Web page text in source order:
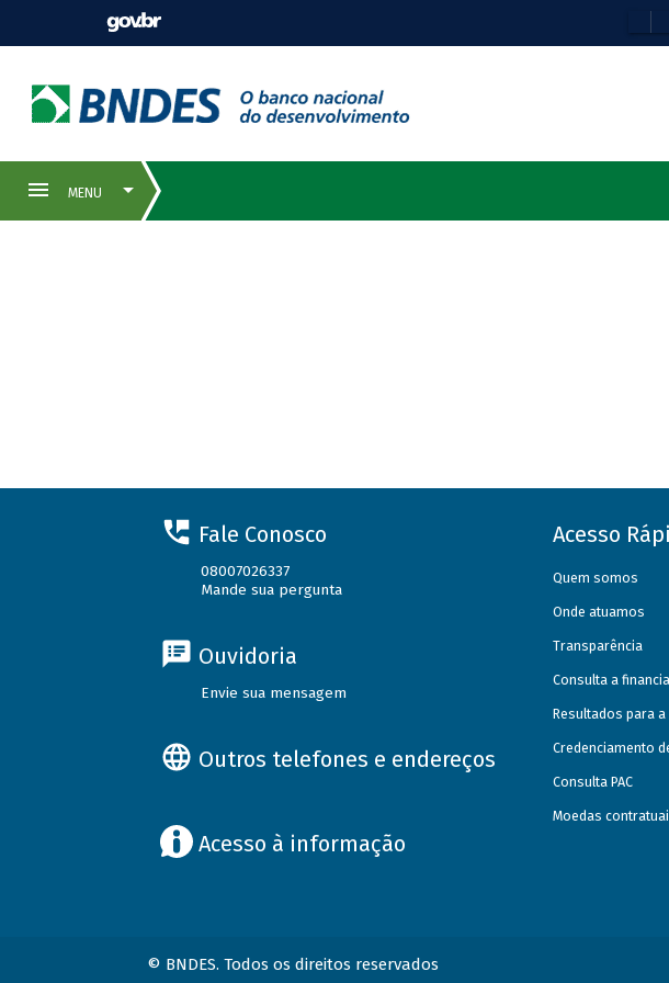
Fale Conosco
08007026337
Mande sua pergunta
Ouvidoria
Envie sua mensagem
Outros telefones e endereços
Acesso à informação
Acesso
Quem somos
Onde atuamos
Transparência
Consulta a
Resultados para
Credenciamento
Consulta PAC
Moedas
© BNDES. Todos os direitos reservados